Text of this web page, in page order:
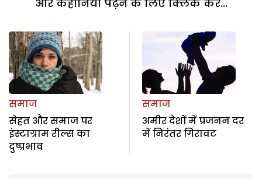
और कहानियां पढ़ने के लिए क्लिक करें...
समाज
सेहत और समाज पर
इंस्टाग्राम रील्स का
दुष्प्रभाव
समाज
अमीर देशों में प्रजनन दर
में निरंतर गिरावट